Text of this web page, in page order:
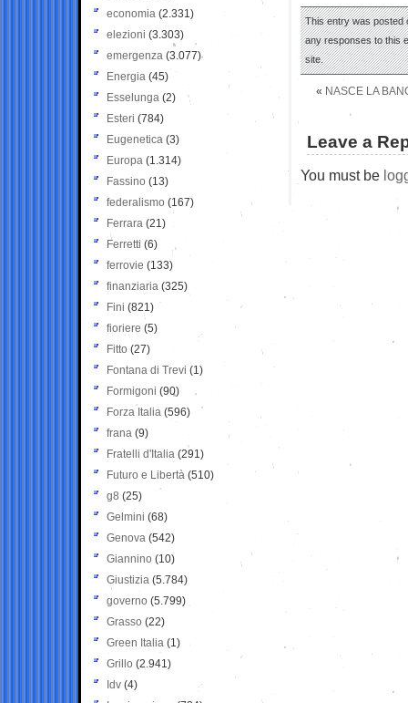
This entry was posted
any responses to this
site.
« NASCE LA
Leave a
You must be
economia (2.331)
elezioni (3.303)
emergenza (3.077)
Energia (45)
Esselunga (2)
Esteri (784)
Eugenetica (3)
Europa (1.314)
Fassino (13)
federalismo (167)
Ferrara (21)
Ferretti (6)
ferrovie (133)
finanziaria (325)
Fini (821)
fioriere (5)
Fitto (27)
Fontana di Trevi (1)
Formigoni (90)
Forza Italia (596)
frana (9)
Fratelli d'Italia (291)
Futuro e Libertà (510)
g8 (25)
Gelmini (68)
Genova (542)
Giannino (10)
Giustizia (5.784)
governo (5.799)
Grasso (22)
Green Italia (1)
Grillo (2.941)
Idv (4)